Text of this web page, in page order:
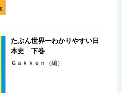
たぶん世界一わかりやすい日
本史 下巻
Ｇａｋｋｅｎ（編）